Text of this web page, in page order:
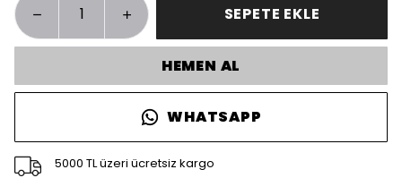
SEPETE EKLE
HEMEN AL
WHATSAPP
5000 TL üzeri ücretsiz kargo